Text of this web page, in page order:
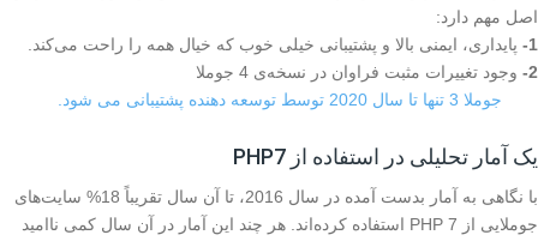
اصل مهم دارد:
1-
پایداری، ایمنی بالا و پشتیبانی خیلی خوب که خیال همه را راحت می‌کند.
2-
وجود تغییرات مثبت فراوان در نسخه‌ی 4 جوملا
جوملا 3 تنها تا سال 2020 توسط توسعه دهنده پشتیبانی می شود.
یک آمار تحلیلی در استفاده از PHP7
با نگاهی به آمار بدست آمده در سال 2016، تا آن سال تقریباً 18% سایت‌های
جوملایی از PHP 7 استفاده کرده‌اند. هر چند این آمار در آن سال کمی ناامید